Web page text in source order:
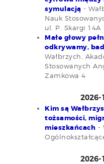
symulacją -
Nauk
ul. P. Skargi 14A
Małe głowy
odkrywamy,
Wałbrzych,
Stosowanych
Zamkowa 4
2026-
Kim są
tożsamości,
mieszkańcach -
2026-